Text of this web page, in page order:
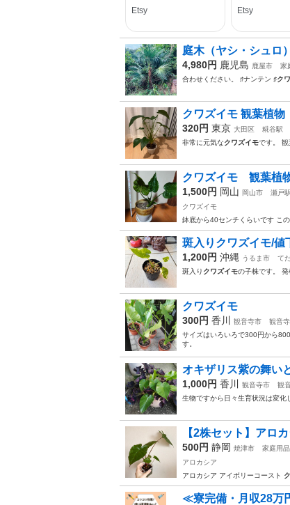
庭木（ヤシ・シュロ
4,980円 鹿児島 鹿屋市
家
合わせください。 ♯ナンテン ♯ク
クワズイモ 観葉植物
320円 東京 大田区 糀谷駅
非常に元気なクワズイモです。 観
クワズイモ 観葉植
1,500円 岡山 岡山市 瀬戸駅
クワズイモ
鉢底から40センチくらいです こ
斑入りクワズイモ/値
1,200円 沖縄 うるま市 て
斑入り クワズイモの子株です。
クワズイモ
300円 香川 観音寺市 観音
サイズはいろいろで300円から
す。
オキザリス紫の舞い
1,000円 香川 観音寺市 観
生物ですから日々生育状況は変化
【2株セット】アロ
500円 静岡 焼津市
家庭用品
アロカシア
アロカシア アイボリーコースト
≪寮完備・月収28万